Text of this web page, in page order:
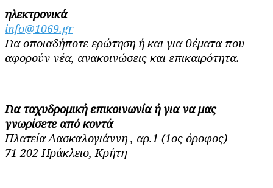
ηλεκτρονικά
info@1069.gr
Για οποιαδήποτε ερώτηση ή και για θέματα που
αφορούν νέα, ανακοινώσεις και επικαιρότητα.
Για ταχυδρομική επικοινωνία ή για να μας
γνωρίσετε από κοντά
Πλατεία Δασκαλογιάννη , αρ.1 (1ος όροφος)
71 202 Ηράκλειο, Κρήτη